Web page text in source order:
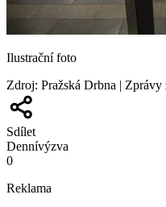
Ilustrační foto
Zdroj: Pražská Drbna |
Sdílet
Dennívýzva
0
Reklama